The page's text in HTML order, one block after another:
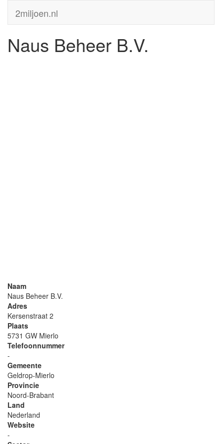
2miljoen.nl
Naus Beheer B.V.
Naam
Naus Beheer B.V.
Adres
Kersenstraat 2
Plaats
5731 GW Mierlo
Telefoonnummer
-
Gemeente
Geldrop-Mierlo
Provincie
Noord-Brabant
Land
Nederland
Website
-